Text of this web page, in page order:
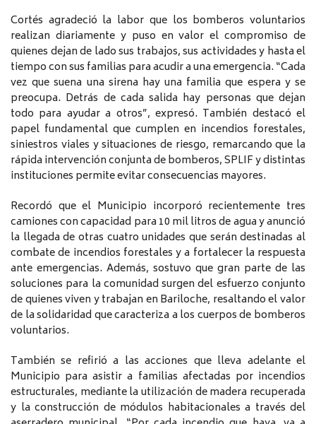
Cortés agradeció la labor que los bomberos voluntarios
realizan diariamente y puso en valor el compromiso de
quienes dejan de lado sus trabajos, sus actividades y hasta el
tiempo con sus familias para acudir a una emergencia. “Cada
vez que suena una sirena hay una familia que espera y se
preocupa. Detrás de cada salida hay personas que dejan
todo para ayudar a otros”, expresó. También destacó el
papel fundamental que cumplen en incendios forestales,
siniestros viales y situaciones de riesgo, remarcando que la
rápida intervención conjunta de bomberos, SPLIF y distintas
instituciones permite evitar consecuencias mayores.
Recordó que el Municipio incorporó recientemente tres
camiones con capacidad para 10 mil litros de agua y anunció
la llegada de otras cuatro unidades que serán destinadas al
combate de incendios forestales y a fortalecer la respuesta
ante emergencias. Además, sostuvo que gran parte de las
soluciones para la comunidad surgen del esfuerzo conjunto
de quienes viven y trabajan en Bariloche, resaltando el valor
de la solidaridad que caracteriza a los cuerpos de bomberos
voluntarios.
También se refirió a las acciones que lleva adelante el
Municipio para asistir a familias afectadas por incendios
estructurales, mediante la utilización de madera recuperada
y la construcción de módulos habitacionales a través del